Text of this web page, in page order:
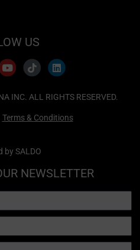
US
INC. ALL RIGHTS RESERVED.
Terms & Conditions
by SALDO
NEWSLETTER